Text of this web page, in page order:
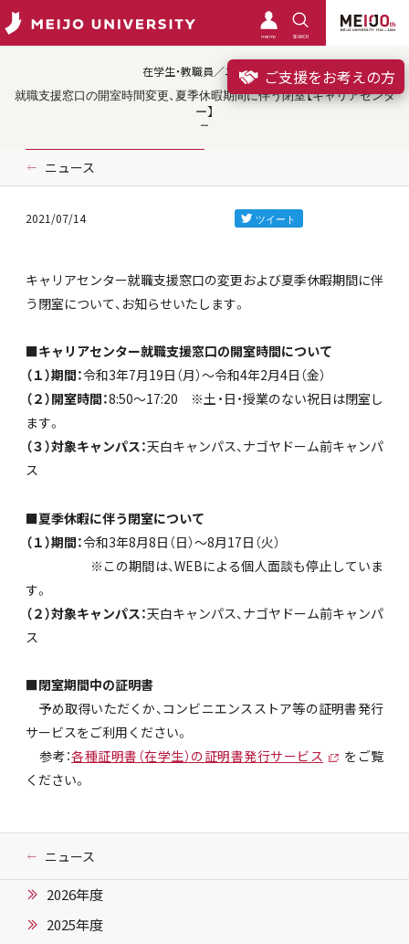
meimo SEARCH
ご支援をお考えの方
在学生・教職員／ニュース
就職支援窓口の開室時間変更、夏季休暇期間に伴う閉室【キャリアセンタ
ー】
ニュース
2021/07/14
キャリアセンター就職支援窓口の変更および夏季休暇期間に伴
う閉室について、お知らせいたします。
■キャリアセンター就職支援窓口の開室時間について
（１）期間：令和3年7月19日（月）～令和4年2月4日（金）
（２）開室時間：8:50～17:20 ※土・日・授業のない祝日は閉室し
ます。
（３）対象キャンパス：天白キャンパス、ナゴヤドーム前キャンパ
ス
■夏季休暇に伴う閉室について
（１）期間：令和3年8月8日（日）～8月17日（火）
※この期間は、WEBによる個人面談も停止していま
す。
（２）対象キャンパス：天白キャンパス、ナゴヤドーム前キャンパ
ス
■閉室期間中の証明書
予め取得いただくか、コンビニエンスストア等の証明書発行
サービスをご利用ください。
参考：各種証明書（在学生）の証明書発行サービス
をご覧
ください。
ニュース
2026年度
2025年度